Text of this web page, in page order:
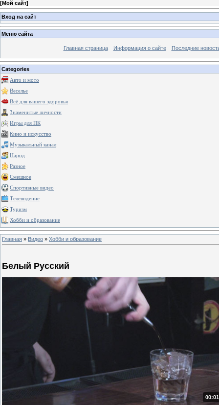
[Мой сайт]
Вход на сайт
Меню сайта
Главная страница Информация о сайте Последние
Categories
Авто и мото
Веселье
Всё для вашего здоровья
Знаменитые личности
Игры для ПК
Кино и искусство
Музыкальный канал
Народ
Разное
Смешное
Спортивные видео
Телевидение
Туризм
Хобби и образование
Главная » Видео » Хобби и образование
Белый Русский